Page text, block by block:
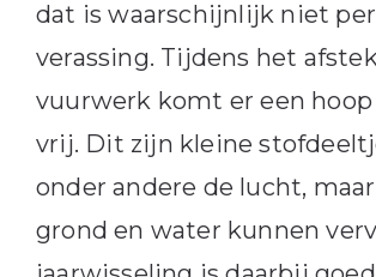
dat is waarschijnlijk niet per
verassing. Tijdens het
vuurwerk komt er een
vrij. Dit zijn kleine
onder andere de lucht,
grond en water kunnen